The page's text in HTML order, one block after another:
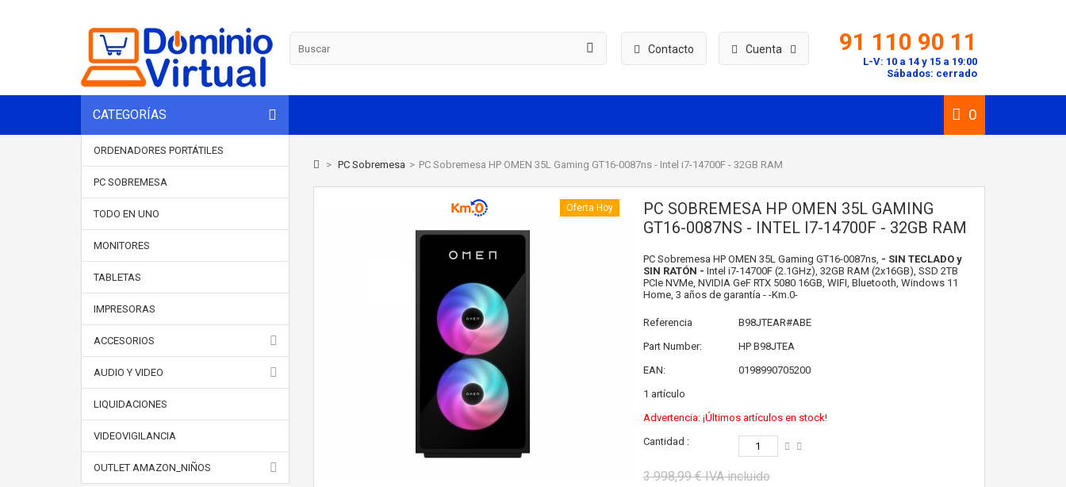
Cuenta
Contacto 91 110 90 11
L-V: 10 a 14 y 15 a 19:00
Sábados: cerrado
CATEGORÍAS 0
ORDENADORES PORTÁTILES
PC SOBREMESA
TODO EN UNO
MONITORES
TABLETAS
IMPRESORAS
ACCESORIOS
AUDIO Y VIDEO
LIQUIDACIONES
VIDEOVIGILANCIA
OUTLET AMAZON_NIÑOS
> PC Sobremesa > PC Sobremesa HP OMEN 35L Gaming GT16-0087ns - Intel i7-14700F - 32GB RAM
Oferta Hoy
PC SOBREMESA HP OMEN 35L GAMING
GT16-0087NS - INTEL I7-14700F - 32GB RAM
PC Sobremesa HP OMEN 35L Gaming GT16-0087ns, - SIN TECLADO y
SIN RATÓN - Intel i7-14700F (2.1GHz), 32GB RAM (2x16GB), SSD 2TB
PCIe NVMe, NVIDIA GeF RTX 5080 16GB, WIFI, Bluetooth, Windows 11
Home, 3 años de garantía - -Km.0-
Referencia
B98JTEAR#ABE
Part Number:
HP B98JTEA
EAN:
0198990705200
1 artículo
Advertencia: ¡Últimos artículos en stock!
Cantidad :
3 998,99 €IVA incluido